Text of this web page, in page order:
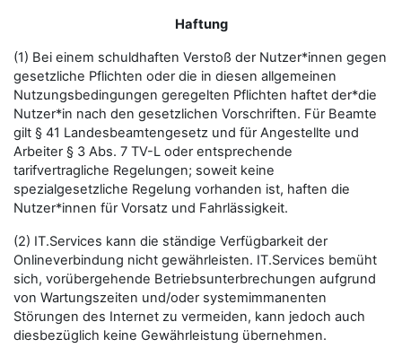
Haftung
(1) Bei einem schuldhaften Verstoß der Nutzer*innen gegen
gesetzliche Pflichten oder die in diesen allgemeinen
Nutzungsbedingungen geregelten Pflichten haftet der*die
Nutzer*in nach den gesetzlichen Vorschriften. Für Beamte
gilt § 41 Landesbeamtengesetz und für Angestellte und
Arbeiter § 3 Abs. 7 TV-L oder entsprechende
tarifvertragliche Regelungen; soweit keine
spezialgesetzliche Regelung vorhanden ist, haften die
Nutzer*innen für Vorsatz und Fahrlässigkeit.
(2) IT.Services kann die ständige Verfügbarkeit der
Onlineverbindung nicht gewährleisten. IT.Services bemüht
sich, vorübergehende Betriebsunterbrechungen aufgrund
von Wartungszeiten und/oder systemimmanenten
Störungen des Internet zu vermeiden, kann jedoch auch
diesbezüglich keine Gewährleistung übernehmen.